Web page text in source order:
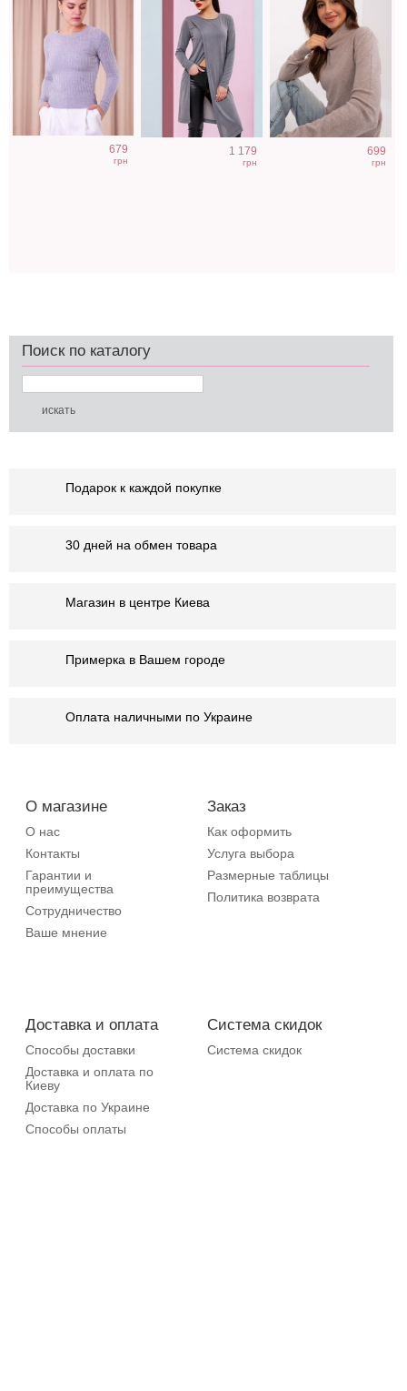
679
грн
1 179
грн
699
грн
Поиск по каталогу
Подарок к каждой покупке
30 дней на обмен товара
Магазин в центре Киева
Примерка в Вашем городе
Оплата наличными по Украине
О магазине
О нас
Контакты
Гарантии и
преимущества
Сотрудничество
Ваше мнение
Заказ
Как оформить
Услуга выбора
Размерные таблицы
Политика возврата
Доставка и оплата
Способы доставки
Доставка и оплата по
Киеву
Доставка по Украине
Способы оплаты
Система скидок
Система скидок